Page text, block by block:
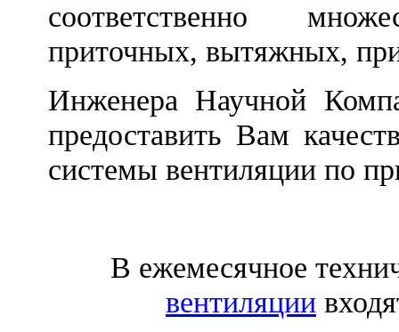
соответственно
приточных, вытяжных,
Инженера Научной
предоставить Вам
системы вентиляции по
В ежемесячное
вентиляции